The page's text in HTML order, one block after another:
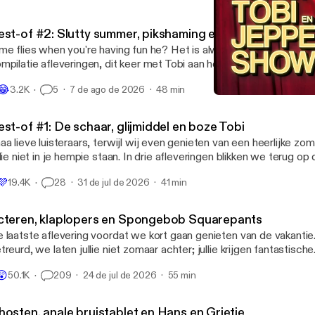
of #2: Slutty summer, pikshaming en alweer een
flies when you're having fun he? Het is alweer tijd voor het
afleveringen, dit keer met Tobi aan het roer. En het valt
de fragmenten goed uit de verf komt... een toevalligheid
lekker in het zonnetje zitten, pak er 'n drankje bij en geniet van
woorden, een traumatisch geil geheimpje (voor Manuel
de taart: onze vriendin Loretta.
3.2K 5 7 de ago de 2026 48 min
of #1: De schaar, glijmiddel en boze Tobi
lieve luisteraars, terwijl wij even genieten van een heerlijke
niet in je hempie staan. In drie afleveringen blikken we terug
door ons uitgekozen: alles wat je hier hoort is door jullie
uit de állereerste aflevering, een blik
Jeppe die Tobi boos maakt en een hele onaardige recensie.
om weer even naar die oude fragmenten te luisteren... Nou
19.4K 28 31 de jul de 2026 41 min
klaplopers en Spongebob Squarepants
laatste aflevering voordat we kort gaan genieten van de
we laten jullie niet zomaar achter; jullie krijgen fantastische
Maar nu eerst: Acteren. Stijn presenteert wat leuke acteertrends
en Jeppe acteren, dit keer met een script geschreven door
50.1K 209 24 de jul de 2026 55 min